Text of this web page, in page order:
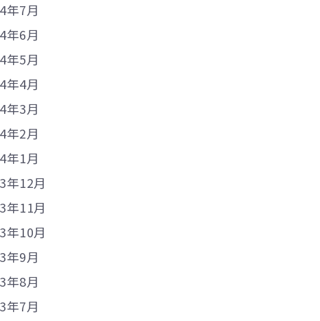
年7月
年6月
年5月
年4月
年3月
年2月
年1月
年12月
年11月
年10月
年9月
年8月
年7月